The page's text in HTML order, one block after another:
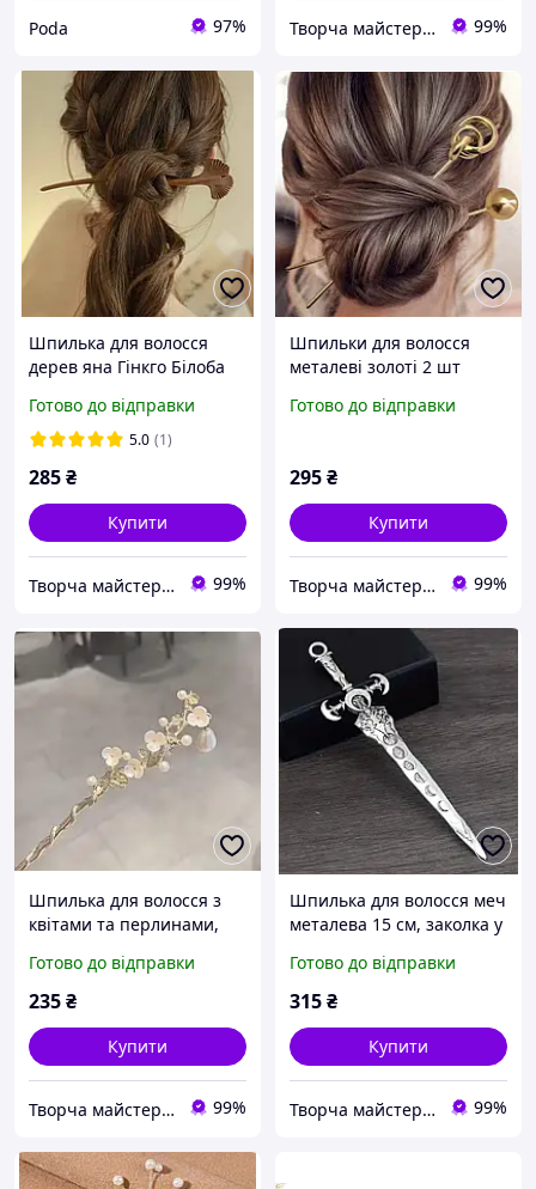
Poda 97% Творча майстерня "WoollyFox" 99%
Шпилька для волосся
дерев яна Гінкго Білоба
зачіски, аксесуар для
волосся
Готово до відправки
5.0 (1)
285₴
Купити
Творча майстерня "WoollyFox" 99%
Шпильки для волосся
металеві золоті 2 шт
зачіски аксесуар
Готово до відправки
295₴
Купити
Творча майстерня "WoollyFox" 99%
Шпилька для волосся з
квітами та перлинами,
зачіски 18 см
Готово до відправки
235₴
Купити
Творча майстерня "WoollyFox" 99%
Шпилька для волосся меч
металева 15 см, заколка у
зачіски
Готово до відправки
315₴
Купити
Творча майстерня "WoollyFox" 99%